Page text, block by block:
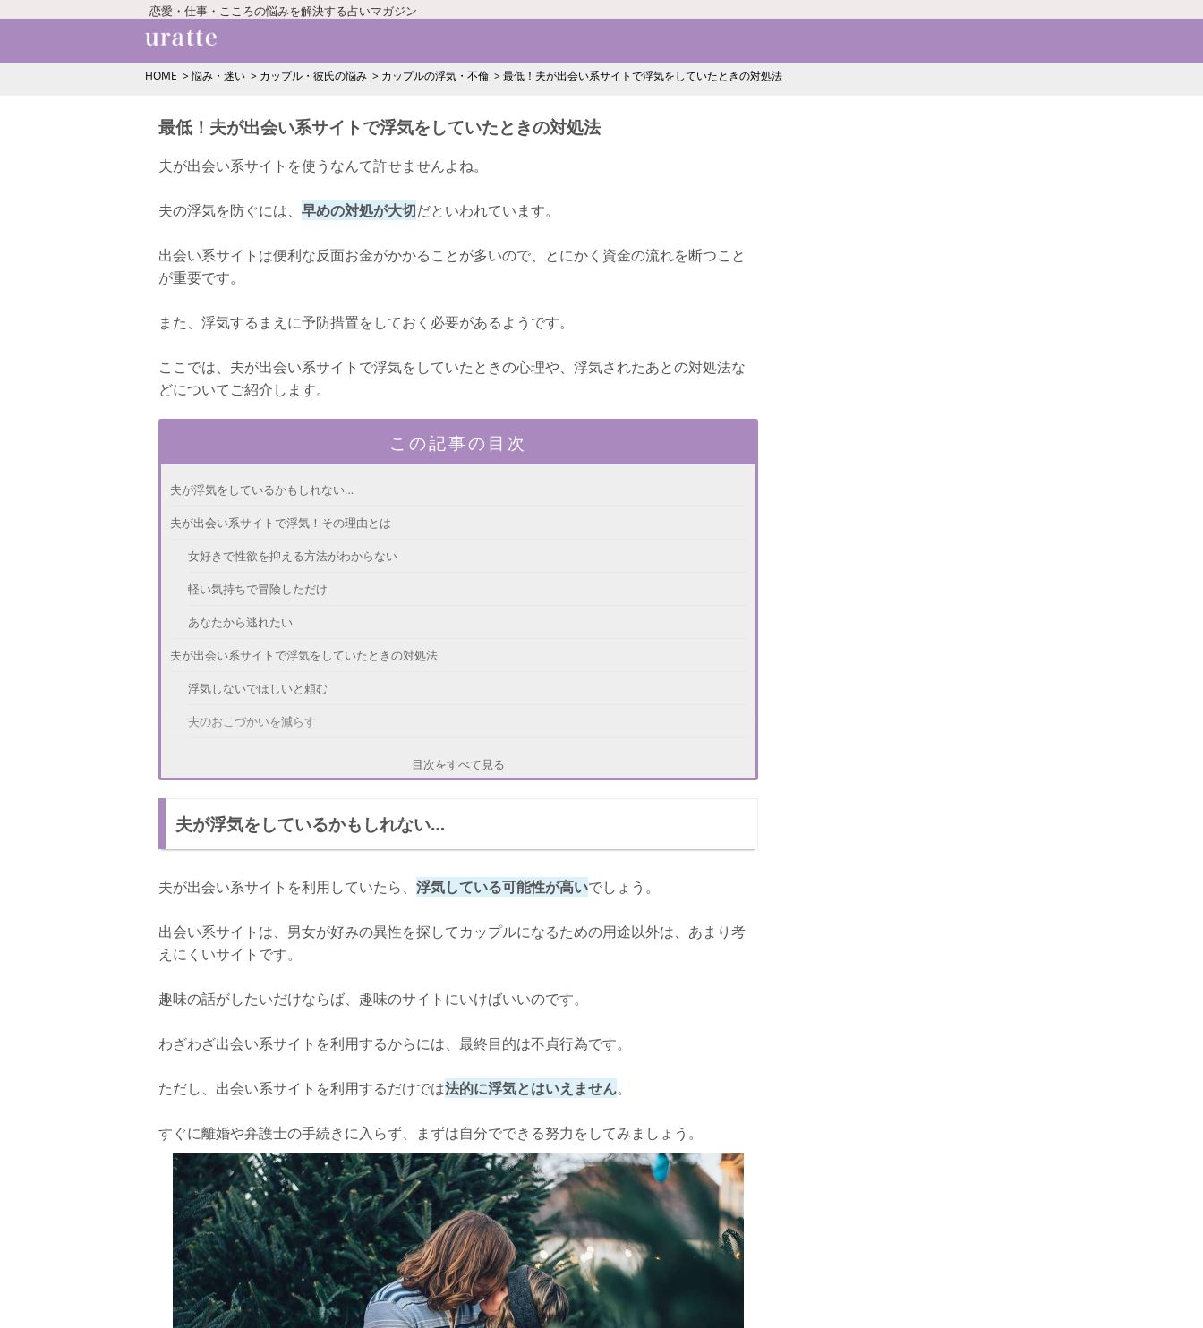
恋愛・仕事・こころの悩みを解決する占いマガジン
HOME 悩み・迷い カップル・彼氏の悩み カップルの浮気・不倫 最低！夫が出会い系サイトで浮気をしていたときの対処法
最低！夫が出会い系サイトで浮気をしていたときの対処法
夫が出会い系サイトを使うなんて許せませんよね。
夫の浮気を防ぐには、 早めの対処が大切だといわれています。
出会い系サイトは便利な反面お金がかかることが多いので、とにかく資金の流れを断つこと
が重要です。
また、浮気するまえに予防措置をしておく必要があるようです。
ここでは、夫が出会い系サイトで浮気をしていたときの心理や、浮気されたあとの対処法な
どについてご紹介します。
この記事の目次
夫が浮気をしているかもしれない…
夫が出会い系サイトで浮気！その理由とは
女好きで性欲を抑える方法がわからない
軽い気持ちで冒険しただけ
あなたから逃れたい
夫が出会い系サイトで浮気をしていたときの対処法
浮気しないでほしいと頼む
夫のおこづかいを減らす
ちゃんと世話できていたかどうか
打てる対処をすべて打ったかどうか
怪しいと思ったら調べよう！
目次をすべて見る
夫が浮気をしているかもしれない…
夫が出会い系サイトを利用していたら、 浮気している可能性が高いでしょう。
出会い系サイトは、男女が好みの異性を探してカップルになるための用途以外は、あまり考
えにくいサイトです。
趣味の話がしたいだけならば、趣味のサイトにいけばいいのです。
わざわざ出会い系サイトを利用するからには、最終目的は不貞行為です。
ただし、出会い系サイトを利用するだけでは法的に浮気とはいえません。
すぐに離婚や弁護士の手続きに入らず、まずは自分でできる努力をしてみましょう。